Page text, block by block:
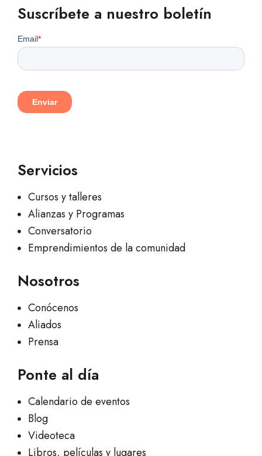
Suscríbete a nuestro boletín
Servicios
Cursos y talleres
Alianzas y Programas
Conversatorio
Emprendimientos de la comunidad
Nosotros
Conócenos
Aliados
Prensa
Ponte al día
Calendario de eventos
Blog
Videoteca
Libros, películas y lugares